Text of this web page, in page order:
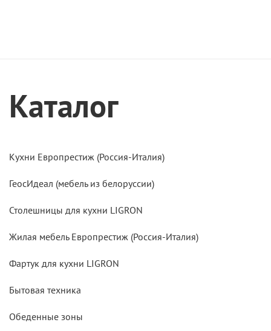
Каталог
Кухни Европрестиж (Россия-Италия)
ГеосИдеал (мебель из белоруссии)
Столешницы для кухни LIGRON
Жилая мебель Европрестиж (Россия-Италия)
Фартук для кухни LIGRON
Бытовая техника
Обеденные зоны